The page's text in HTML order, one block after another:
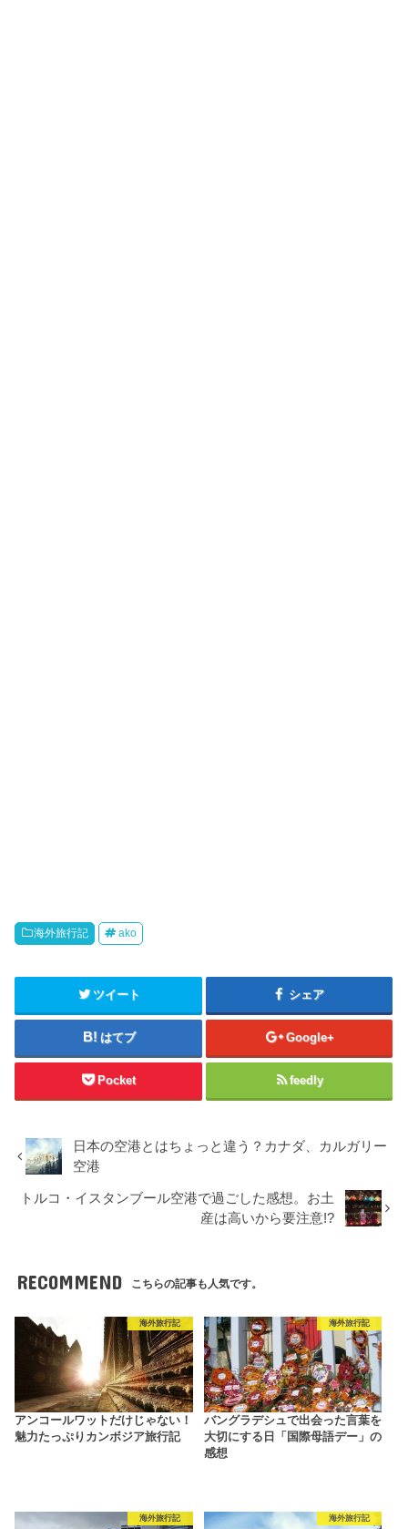
海外旅行記 ako
ツイート シェア
はてブ Google+
Pocket feedly
日本の空港とはちょっと違う？カナダ、カルガリー
空港
トルコ・イスタンブール空港で過ごした感想。お土
産は高いから要注意!?
RECOMMEND こちらの記事も人気です。
海外旅行記
アンコールワットだけじゃない！
魅力たっぷりカンボジア旅行記
海外旅行記
バングラデシュで出会った言葉を
大切にする日「国際母語デー」の
感想
海外旅行記 海外旅行記